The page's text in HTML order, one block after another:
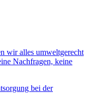
wir alles umweltgerecht
Nachfragen, keine